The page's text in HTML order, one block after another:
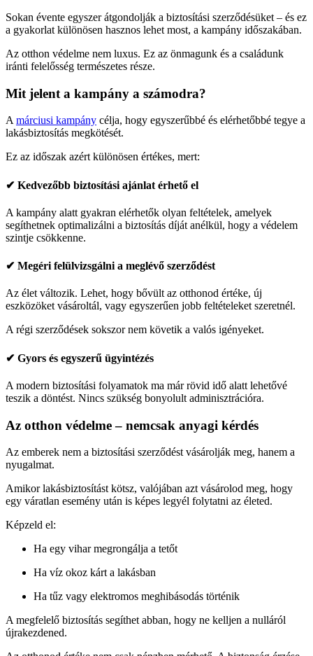
Sokan évente egyszer átgondolják a biztosítási szerződésüket – és ez
a gyakorlat különösen hasznos lehet most, a kampány időszakában.
Az otthon védelme nem luxus. Ez az önmagunk és a családunk
iránti felelősség természetes része.
Mit jelent a kampány a számodra?
A márciusi kampány célja, hogy egyszerűbbé és elérhetőbbé tegye a
lakásbiztosítás megkötését.
Ez az időszak azért különösen értékes, mert:
✔ Kedvezőbb biztosítási ajánlat érhető el
A kampány alatt gyakran elérhetők olyan feltételek, amelyek
segíthetnek optimalizálni a biztosítás díját anélkül, hogy a védelem
szintje csökkenne.
✔ Megéri felülvizsgálni a meglévő szerződést
Az élet változik. Lehet, hogy bővült az otthonod értéke, új
eszközöket vásároltál, vagy egyszerűen jobb feltételeket szeretnél.
A régi szerződések sokszor nem követik a valós igényeket.
✔ Gyors és egyszerű ügyintézés
A modern biztosítási folyamatok ma már rövid idő alatt lehetővé
teszik a döntést. Nincs szükség bonyolult adminisztrációra.
Az otthon védelme – nemcsak anyagi kérdés
Az emberek nem a biztosítási szerződést vásárolják meg, hanem a
nyugalmat.
Amikor lakásbiztosítást kötsz, valójában azt vásárolod meg, hogy
egy váratlan esemény után is képes legyél folytatni az életed.
Képzeld el:
Ha egy vihar megrongálja a tetőt
Ha víz okoz kárt a lakásban
Ha tűz vagy elektromos meghibásodás történik
A megfelelő biztosítás segíthet abban, hogy ne kelljen a nulláról
újrakezdened.